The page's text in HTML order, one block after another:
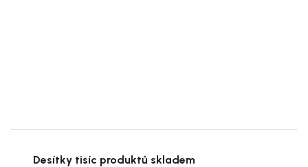
Desítky tisíc produktů skladem